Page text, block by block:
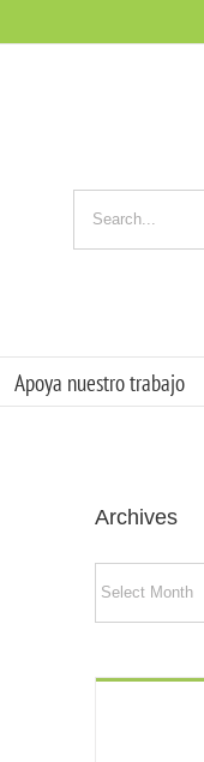
for:
Apoya nuestro trabajo
Archives